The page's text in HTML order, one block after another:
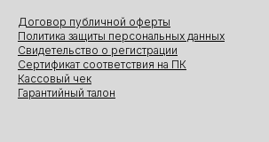
Договор публичной оферты
Политика защиты персональных данных
Свидетельство о регистрации
Сертификат соответствия на ПК
Кассовый чек
Гарантийный талон